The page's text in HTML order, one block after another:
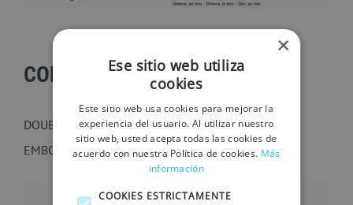
CODO DOBLE ENCHUFE 90º
DOUBLE SOCKET BEND 90º/ COUDE À 2
EMBOÎTEMENTS 90º
×
Ese sitio web utiliza
cookies
Este sitio web usa cookies para mejorar la
experiencia del usuario. Al utilizar nuestro
sitio web, usted acepta todas las cookies de
acuerdo con nuestra Política de cookies. Más
información
COOKIES ESTRICTAMENTE